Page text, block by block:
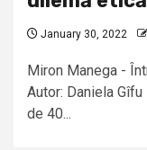
January 30, 2022
Miron Manega -
Autor: Daniela
de 40...